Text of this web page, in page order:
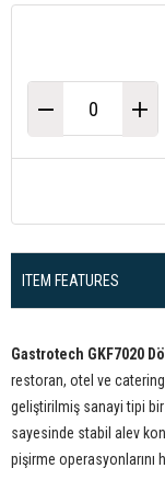
ITEM FEATURES
Gastrotech GKF7020
restoran, otel ve
geliştirilmiş sanayi tipi
sayesinde stabil alev
pişirme operasyonlarını